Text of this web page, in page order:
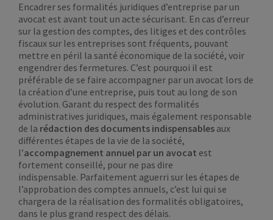
Encadrer ses formalités juridiques d’entreprise par un
avocat est avant tout un acte sécurisant. En cas d’erreur
sur la gestion des comptes, des litiges et des contrôles
fiscaux sur les entreprises sont fréquents, pouvant
mettre en péril la santé économique de la société, voir
engendrer des fermetures. C’est pourquoi il est
préférable de se faire accompagner par un avocat lors de
la création d’une entreprise, puis tout au long de son
évolution. Garant du respect des formalités
administratives juridiques, mais également responsable
de la rédaction des documents indispensables aux
différentes étapes de la vie de la société,
l’accompagnement annuel par un avocat est
fortement conseillé, pour ne pas dire
indispensable. Parfaitement aguerri sur les étapes de
l’approbation des comptes annuels, c’est lui qui se
chargera de la réalisation des formalités obligatoires,
dans le plus grand respect des délais.